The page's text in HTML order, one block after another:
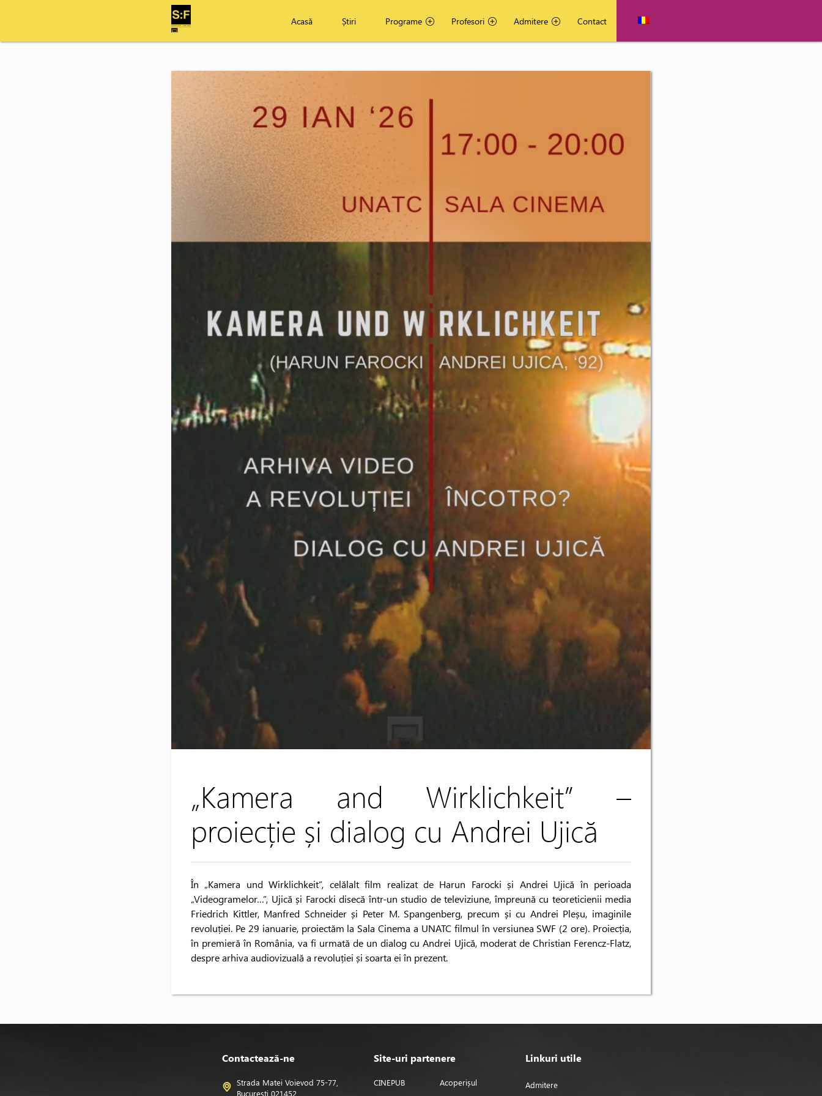
Acasă Știri Programe Profesori Admitere Contact
„Kamera and Wirklichkeit” –
proiecție și dialog cu Andrei Ujică
În „Kamera und Wirklichkeit”, celălalt film realizat de Harun Farocki și Andrei Ujică în perioada
„Videogramelor…”, Ujică și Farocki disecă într-un studio de televiziune, împreună cu teoreticienii media
Friedrich Kittler, Manfred Schneider și Peter M. Spangenberg, precum și cu Andrei Pleșu, imaginile
revoluției. Pe 29 ianuarie, proiectăm la Sala Cinema a UNATC filmul în versiunea SWF (2 ore). Proiecția,
în premieră în România, va fi urmată de un dialog cu Andrei Ujică, moderat de Christian Ferencz-Flatz,
despre arhiva audiovizuală a revoluției și soarta ei în prezent.
Contactează-ne
Strada Matei Voievod 75-77,
București 021452
Site-uri partenere
CINEPUB
Acoperișul
Linkuri utile
Admitere